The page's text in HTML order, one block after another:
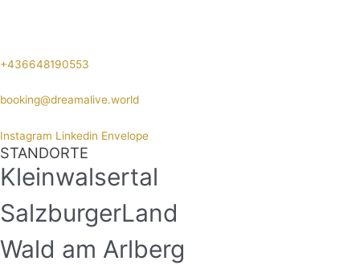
+436648190553
booking@dreamalive.world
Instagram Linkedin Envelope
STANDORTE
Kleinwalsertal
SalzburgerLand
Wald am Arlberg